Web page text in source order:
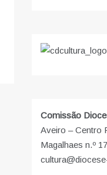
Comissão
Aveiro – Centro
Magalhaes n.º